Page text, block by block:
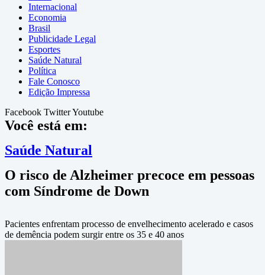
Internacional
Economia
Brasil
Publicidade Legal
Esportes
Saúde Natural
Política
Fale Conosco
Edição Impressa
Facebook TwitterYoutube
Você está em:
Saúde Natural
O risco de Alzheimer precoce em pessoas
com Síndrome de Down
Pacientes enfrentam processo de envelhecimento acelerado e casos
de demência podem surgir entre os 35 e 40 anos